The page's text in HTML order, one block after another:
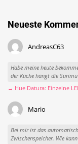
Neueste
AndreasC63
Habe meine heute
der Küche hängt die
→ Hue Datura: Einzelne
Mario
Bei mir ist das
Zwischenspeicher. Wie